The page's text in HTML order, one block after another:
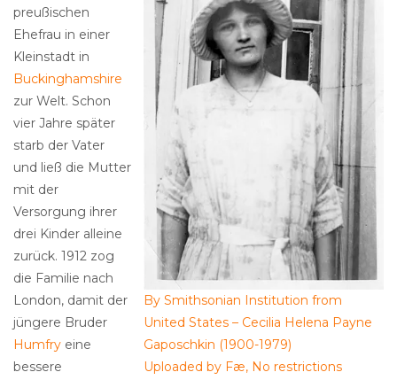
By Smithsonian Institution from
United States – Cecilia Helena Payne
Gaposchkin (1900-1979)
Uploaded by Fæ, No restrictions
preußischen
Ehefrau in einer
Kleinstadt in
Buckinghamshire
zur Welt. Schon
vier Jahre später
starb der Vater
und ließ die Mutter
mit der
Versorgung ihrer
drei Kinder alleine
zurück. 1912 zog
die Familie nach
London, damit der
jüngere Bruder
Humfry eine
bessere